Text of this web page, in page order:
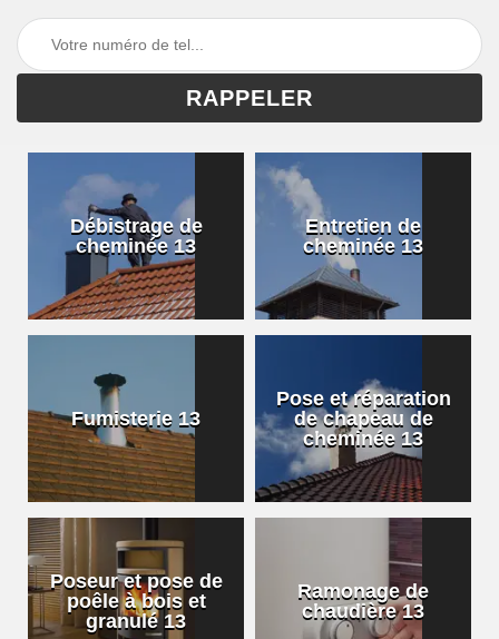
Débistrage de
cheminée 13
Entretien de
cheminée 13
Fumisterie 13
Pose et réparation
de chapeau de
cheminée 13
Poseur et pose de
poêle à bois et
granulé 13
Ramonage de
chaudière 13